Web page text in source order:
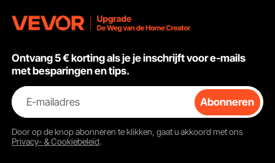
Ruimtebesparend ontwerp
Ontvang 5 € korting als je je inschrijft voor e-mails
met besparingen en tips.
E-mailadres Abonneren
Door op de knopabonneren te klikken, gaat u akkoord met ons
Privacy- & Cookiebeleid.